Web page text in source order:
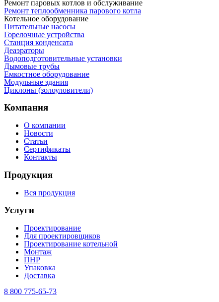
Ремонт паровых котлов и обслуживание
Ремонт теплообменника парового котла
Котельное оборудование
Питательные насосы
Горелочные устройства
Станция конденсата
Деаэраторы
Водоподготовительные установки
Дымовые трубы
Емкостное оборудование
Mодульные здания
Циклоны (золоуловители)
Компания
О компании
Новости
Статьи
Сертификаты
Контакты
Продукция
Вся продукция
Услуги
Проектирование
Для проектировщиков
Проектирование котельной
Монтаж
ПНР
Упаковка
Доставка
8 800 775-65-73